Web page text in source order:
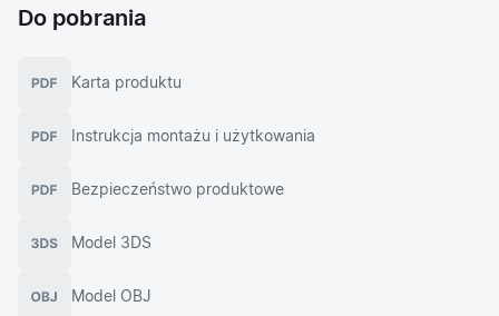
Do pobrania
Karta produktu
Instrukcja montażu i użytkowania
Bezpieczeństwo produktowe
Model 3DS
Model OBJ